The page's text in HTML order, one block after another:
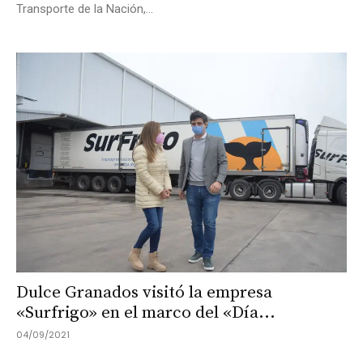
Transporte de la Nación,...
Dulce Granados visitó la empresa
«Surfrigo» en el marco del «Día...
04/09/2021